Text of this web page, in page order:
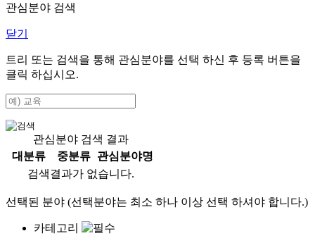
관심분야 검색
닫기
트리 또는 검색을 통해 관심분야를 선택 하신 후 등록 버튼을
클릭 하십시오.
관심분야 검색 결과
대분류
중분류
관심분야명
검색결과가 없습니다.
선택된 분야 (선택분야는 최소 하나 이상 선택 하셔야 합니다.)
카테고리